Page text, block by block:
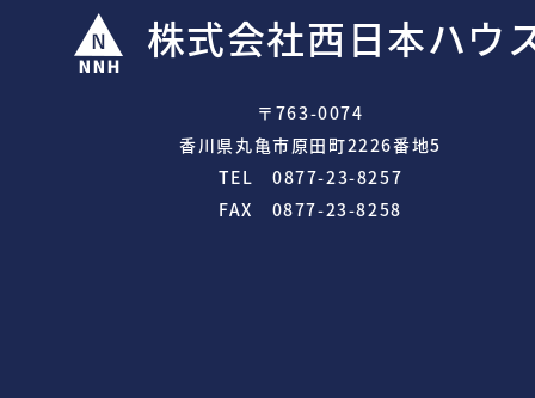
株式会社西日本ハウ
〒763-0074
香川県丸亀市原田町2226番地5
TEL 0877-23-8257
FAX 0877-23-8258